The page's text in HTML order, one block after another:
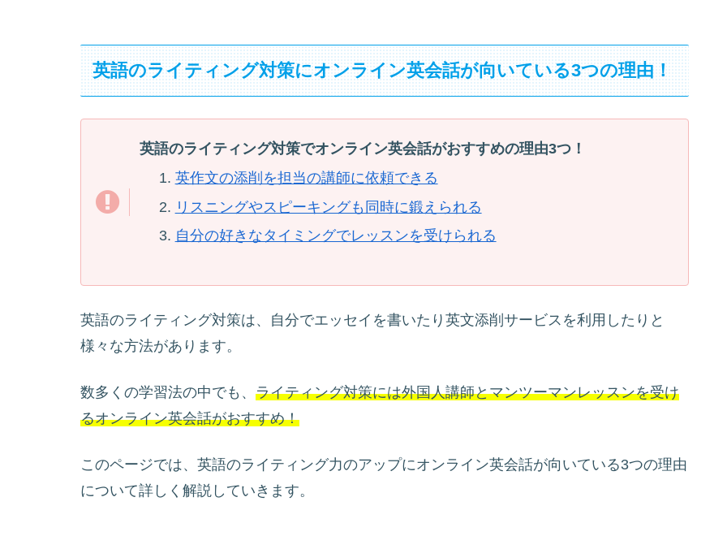
英語のライティング対策にオンライン英会話が向いている3つの理由！
英語のライティング対策でオンライン英会話がおすすめの理由3つ！
英作文の添削を担当の講師に依頼できる
リスニングやスピーキングも同時に鍛えられる
自分の好きなタイミングでレッスンを受けられる
英語のライティング対策は、自分でエッセイを書いたり英文添削サービスを利用したりと
様々な方法があります。
数多くの学習法の中でも、 ライティング対策には外国人講師とマンツーマンレッスンを受け
るオンライン英会話がおすすめ！
このページでは、英語のライティング力のアップにオンライン英会話が向いている3つの理由
について詳しく解説していきます。